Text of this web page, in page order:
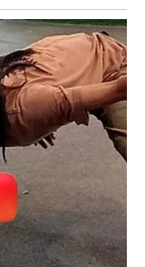
da takav način
svoj mir i svoju
ali to više
prestati da